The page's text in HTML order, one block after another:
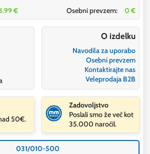
€ Osebni prevzem: 0 €
O izdelku
Navodila za uporabo
Osebni prevzem
Kontaktirajte nas
Veleprodaja B2B
50€.
Zadovoljstvo
Poslali smo že več kot
35.000 naročil.
031/010-500